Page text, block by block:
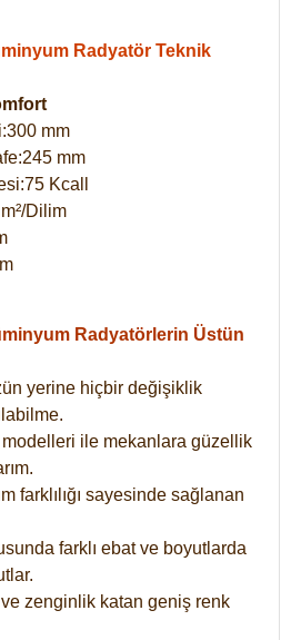
Radyatör Teknik
mm
mm
Kcall
Dilim
Radyatörlerin Üstün
yerine hiçbir değişiklik
ile mekanlara güzellik
farklılığı sayesinde sağlanan
farklı ebat ve boyutlarda
ve zenginlik katan geniş renk